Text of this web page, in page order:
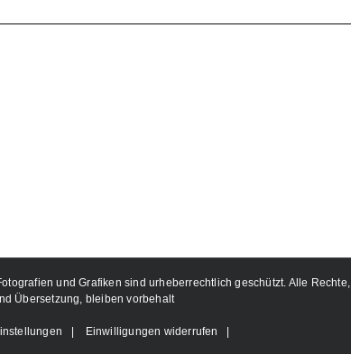
und Grafiken sind urheberrechtlich geschützt. Alle Rechte,
Übersetzung, bleiben vorbehalt
Einwilligungen widerrufen